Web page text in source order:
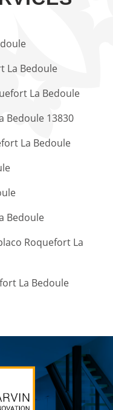
La Bedoule
La Bedoule
Bedoule 13830
La Bedoule
Bedoule
Roquefort La
La Bedoule